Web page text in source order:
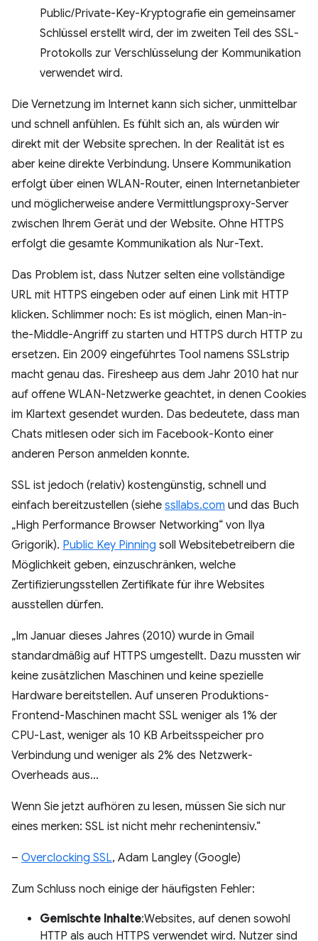
Public/Private-Key-Kryptografie ein gemeinsamer
Schlüssel erstellt wird, der im zweiten Teil des SSL-
Protokolls zur Verschlüsselung der Kommunikation
verwendet wird.
Die Vernetzung im Internet kann sich sicher, unmittelbar
und schnell anfühlen. Es fühlt sich an, als würden wir
direkt mit der Website sprechen. In der Realität ist es
aber keine direkte Verbindung. Unsere Kommunikation
erfolgt über einen WLAN-Router, einen Internetanbieter
und möglicherweise andere Vermittlungsproxy-Server
zwischen Ihrem Gerät und der Website. Ohne HTTPS
erfolgt die gesamte Kommunikation als Nur-Text.
Das Problem ist, dass Nutzer selten eine vollständige
URL mit HTTPS eingeben oder auf einen Link mit HTTP
klicken. Schlimmer noch: Es ist möglich, einen Man-in-
the-Middle-Angriff zu starten und HTTPS durch HTTP zu
ersetzen. Ein 2009 eingeführtes Tool namens SSLstrip
macht genau das. Firesheep aus dem Jahr 2010 hat nur
auf offene WLAN-Netzwerke geachtet, in denen Cookies
im Klartext gesendet wurden. Das bedeutete, dass man
Chats mitlesen oder sich im Facebook-Konto einer
anderen Person anmelden konnte.
SSL ist jedoch (relativ) kostengünstig, schnell und
einfach bereitzustellen (siehe ssllabs.com und das Buch
„High Performance Browser Networking“ von Ilya
Grigorik). Public Key Pinning soll Websitebetreibern die
Möglichkeit geben, einzuschränken, welche
Zertifizierungsstellen Zertifikate für ihre Websites
ausstellen dürfen.
„Im Januar dieses Jahres (2010) wurde in Gmail
standardmäßig auf HTTPS umgestellt. Dazu mussten wir
keine zusätzlichen Maschinen und keine spezielle
Hardware bereitstellen. Auf unseren Produktions-
Frontend-Maschinen macht SSL weniger als 1% der
CPU-Last, weniger als 10 KB Arbeitsspeicher pro
Verbindung und weniger als 2% des Netzwerk-
Overheads aus…
Wenn Sie jetzt aufhören zu lesen, müssen Sie sich nur
eines merken: SSL ist nicht mehr rechenintensiv.“
– Overclocking SSL, Adam Langley (Google)
Zum Schluss noch einige der häufigsten Fehler:
Gemischte Inhalte:Websites, auf denen sowohl
HTTP als auch HTTPS verwendet wird. Nutzer sind